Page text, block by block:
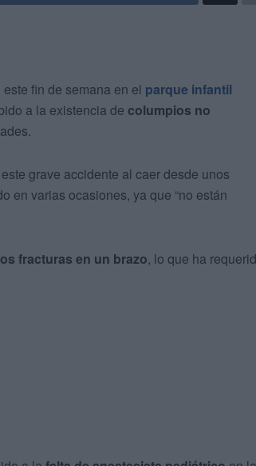
fin de semana en el parque infantil
a la existencia de columpios no
grave accidente al caer desde unos
en varias ocasiones, ya que “no están
fracturas en un brazo, lo que ha